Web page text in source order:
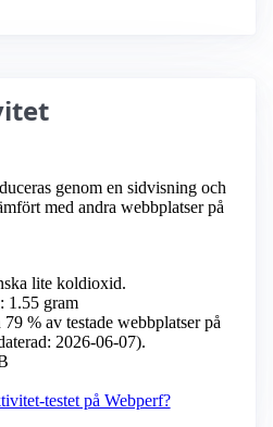
genom en sidvisning och
med andra webbplatser på
lite koldioxid.
1.55 gram
% av testade webbplatser på
2026-06-07).
testet på Webperf?